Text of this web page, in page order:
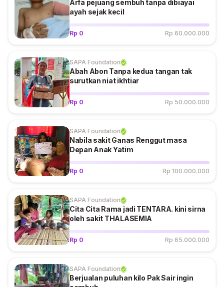
Arfa pejuang sembuh tanpa dibiayai
ayah sejak kecil
Rp 0 Rp 60.000.000
SAPA Foundation
Abah Abon Tanpa kedua tangan tak
surutkan niat ikhtiar
Rp 0 Rp 50.000.000
SAPA Foundation
Nabila sakit Ganas Renggut masa
Depan Anak Yatim
Rp 0 Rp 100.000.000
SAPA Foundation
Cita Cita Rama jadi TENTARA. kini sirna
oleh sakit THALASEMIA
Rp 0 Rp 65.000.000
SAPA Foundation
Berjualan puluhan kilo Pak Sair ingin